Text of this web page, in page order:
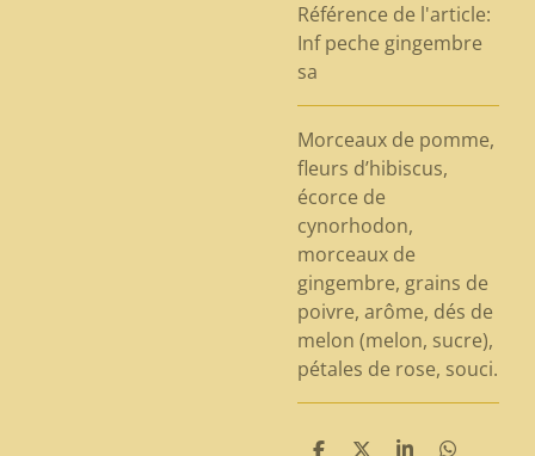
Référence de l'article:
Inf peche gingembre
sa
Morceaux de pomme,
fleurs d’hibiscus,
écorce de
cynorhodon,
morceaux de
gingembre, grains de
poivre, arôme, dés de
melon (melon, sucre),
pétales de rose, souci.